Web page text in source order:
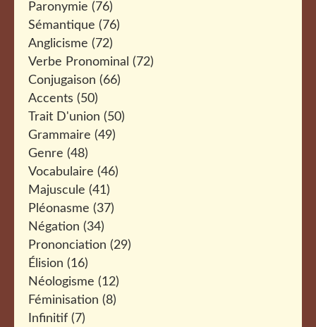
Paronymie (76)
Sémantique (76)
Anglicisme (72)
Verbe Pronominal (72)
Conjugaison (66)
Accents (50)
Trait D'union (50)
Grammaire (49)
Genre (48)
Vocabulaire (46)
Majuscule (41)
Pléonasme (37)
Négation (34)
Prononciation (29)
Élision (16)
Néologisme (12)
Féminisation (8)
Infinitif (7)